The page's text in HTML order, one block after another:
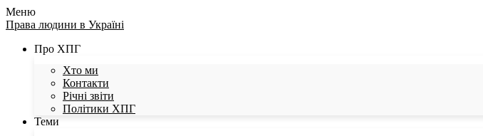
Меню
Права людини в Україні
Про ХПГ
Хто ми
Контакти
Річні звіти
Політики ХПГ
Теми